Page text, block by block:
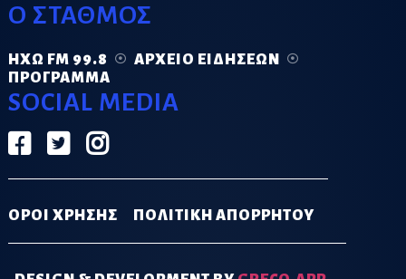
Ο ΣΤΑΘΜΟΣ
ΗΧΏ FM 99.8
ΑΡΧΕΊΟ ΕΙΔΉΣΕΩΝ
ΠΡΌΓΡΑΜΜΑ
SOCIAL MEDIA
ΟΡΟΙ ΧΡΗΣΗΣ ΠΟΛΙΤΙΚΗ ΑΠΟΡΡΗΤΟΥ